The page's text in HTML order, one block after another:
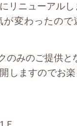
リニューアルし
変わったので
のみのご提供と
しますのでお